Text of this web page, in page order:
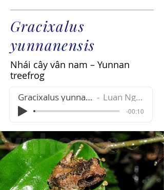
Gracixalus
yunnanensis
Nhái cây vân nam – Yunnan
treefrog
Gracixalus yunnanensis Luan Nguyen
-00:10